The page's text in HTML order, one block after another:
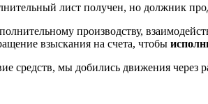
лист получен, но должник
производству,
взыскания на счета, чтобы
средств, мы добились движения